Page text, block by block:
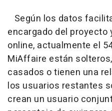
Según los datos
encargado del proyecto
online, actualmente el
MiAffaire están
casados o tienen una
los usuarios restantes
crean un usuario